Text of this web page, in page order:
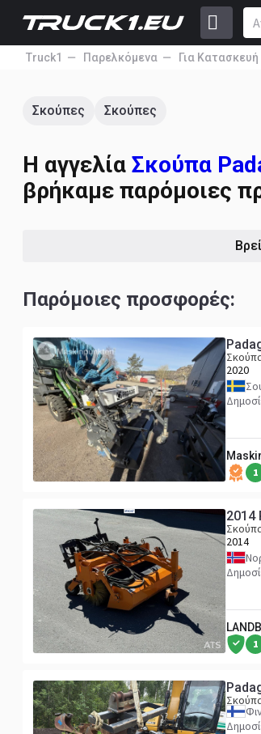
Truck1 Παρελκόμενα Για
Σκούπες Σκούπες
Η αγγελία Σκούπα
βρήκαμε παρόμοιες
Παρόμοιες προσφορές:
2020
1
2014
2014
1